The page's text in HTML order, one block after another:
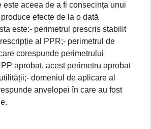
este aceea de a fi consecința unui
efecte de la o dată
este:- perimetrul prescris stabilit
al PPR;- perimetrul de
corespunde perimetrului
aprobat, acest perimetru aprobat
domeniul de aplicare al
anvelopei în care au fost